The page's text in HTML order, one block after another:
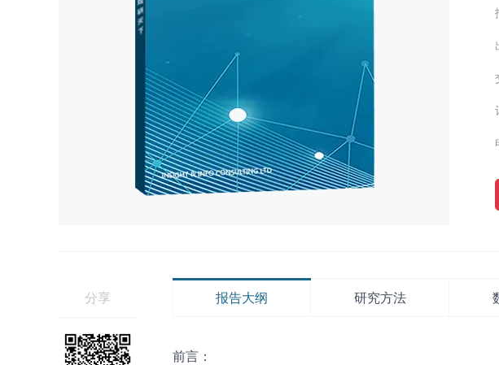
分享 报告大纲 研究方法
前言：